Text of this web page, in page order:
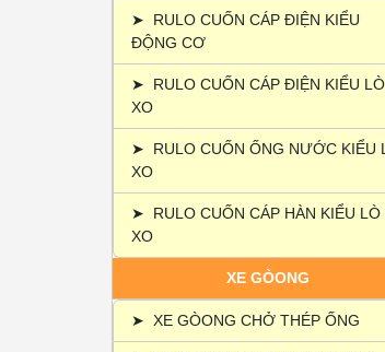
➤
RULO CUỐN CÁP ĐIỆN KIỂU
ĐỘNG CƠ
➤
RULO CUỐN CÁP ĐIỆN KIỂU LÒ
XO
➤
RULO CUỐN ỐNG NƯỚC KIỂU
XO
➤
RULO CUỐN CÁP HÀN KIỂU LÒ
XO
XE GÒONG
➤ XE GÒONG CHỞ THÉP ỐNG